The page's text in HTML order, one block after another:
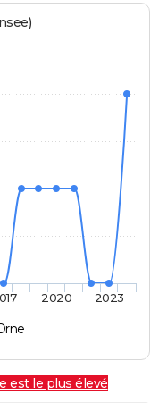
2020 2023
est le plus élevé